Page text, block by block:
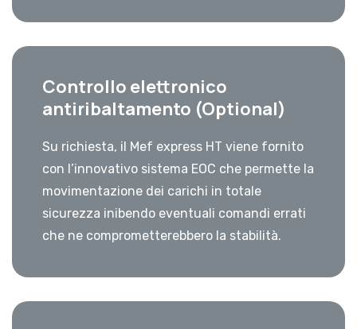
Controllo elettronico
antiribaltamento (Optional)
Su richiesta, il Mef express HT viene fornito
con l’innovativo sistema EOC che permette la
movimentazione dei carichi in totale
sicurezza inibendo eventuali comandi errati
che ne comprometterebbero la stabilità.